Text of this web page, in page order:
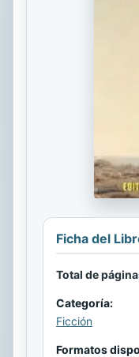
Ficha del
Total de
Categoría:
Ficción
Formatos